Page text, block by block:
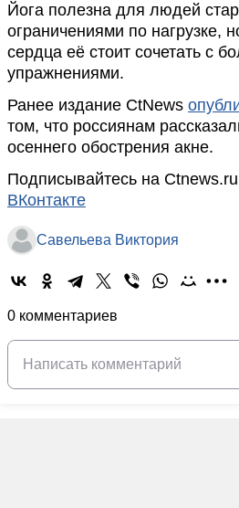
Йога полезна для людей
ограничениями по нагрузке,
сердца её стоит сочетать с
упражнениями.
Ранее издание CtNews
том, что россиянам
осеннего обострения акне.
Подписывайтесь на
ВКонтакте
Савельева Виктория
0 комментариев